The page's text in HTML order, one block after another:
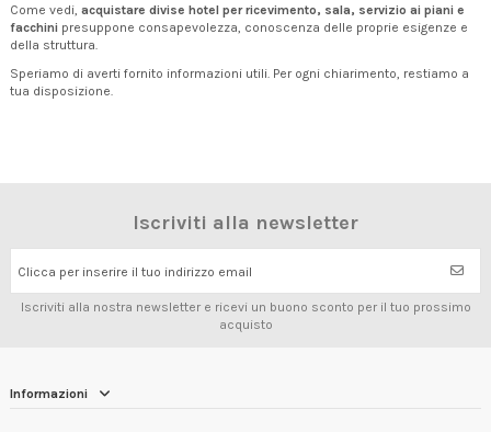
Come vedi, acquistare divise hotel per ricevimento, sala, servizio ai piani e
facchini presuppone consapevolezza, conoscenza delle proprie esigenze e
della struttura.
Speriamo di averti fornito informazioni utili. Per ogni chiarimento, restiamo a
tua disposizione.
Iscriviti alla newsletter
Clicca per inserire il tuo indirizzo email
Iscriviti alla nostra newsletter e ricevi un buono sconto per il tuo prossimo
acquisto
Informazioni